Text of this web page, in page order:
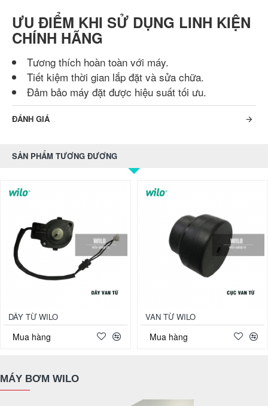
ƯU ĐIỂM KHI SỬ DỤNG LINH KIỆN
CHÍNH HÃNG
Tương thích hoàn toàn với máy.
Tiết kiệm thời gian lắp đặt và sửa chữa.
Đảm bảo máy đặt được hiệu suất tối ưu.
ĐÁNH GIÁ
SẢN PHẨM TƯƠNG ĐƯƠNG
DÂY TỪ WILO
Mua hàng
VAN TỪ WILO
Mua hàng
MÁY BƠM WILO